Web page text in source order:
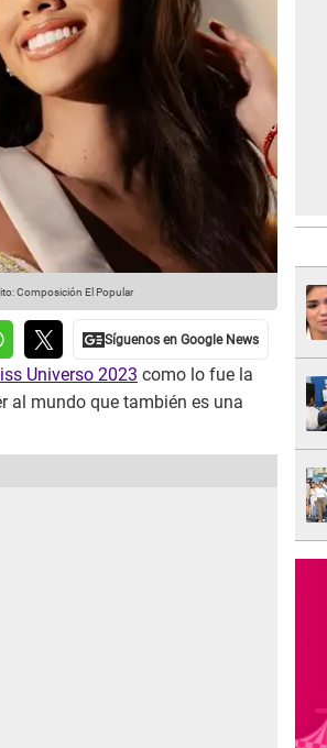
Composición El Popular
Universo 2023 como lo fue la
al mundo que también es una